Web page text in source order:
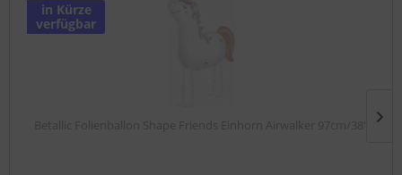
in Kürze
verfügbar
Betallic Folienballon Shape Friends Einhorn Airwalker 97cm/38"